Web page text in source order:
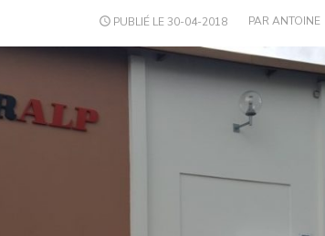
PUBLIÉ LE 30-04-2018 PAR ANTOINE